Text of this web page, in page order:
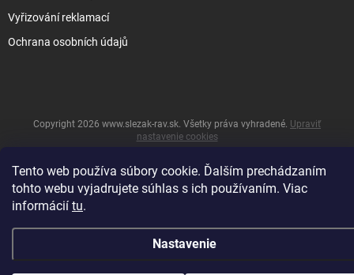
Tento web používa súbory cookie. Ďalším prechádzaním
tohto webu vyjadrujete súhlas s ich používaním. Viac
informácií tu.
Nastavenie
Vyřizování reklamací
Ochrana osobních údajů
& Vytvoril Shoptet
Copyright 2026 www.slezak-rav.sk. Všetky práva vyhradené. Upraviť
nastavenie cookies